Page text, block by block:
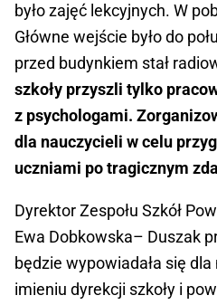
było zajęć lekcyjnych. W
Główne wejście było do
przed budynkiem stał
szkoły przyszli tylko
z psychologami.
dla nauczycieli w celu
uczniami po tragicznym
Dyrektor Zespołu Szkół
Ewa Dobkowska– Duszak
będzie wypowiadała się
imieniu dyrekcji szkoły i